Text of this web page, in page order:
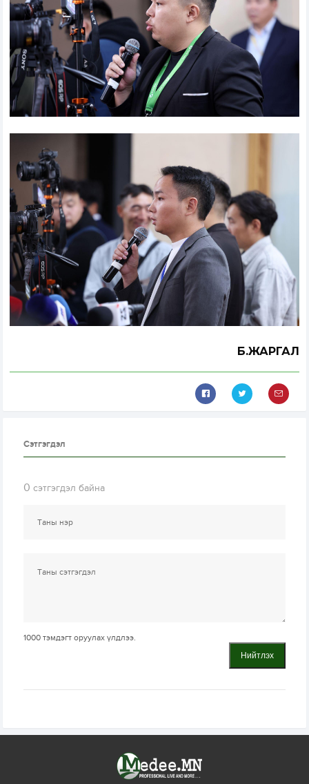
Б.ЖАРГАЛ
Сэтгэгдэл
0 сэтгэгдэл байна
1000 тэмдэгт оруулах үлдлээ.
Нийтлэх